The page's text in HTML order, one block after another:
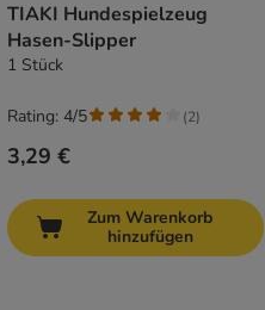
TIAKI Hundespielzeug
Hasen-Slipper
1 Stück
3,29 €
Rating: 4/5 (2)
Zum Warenkorb
hinzufügen